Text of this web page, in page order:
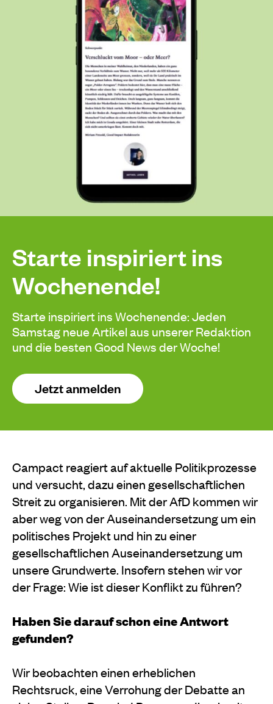
Starte inspiriert ins
Wochenende!
Starte inspiriert ins Wochenende: Jeden
Samstag neue Artikel aus unserer Redaktion
und die besten Good News der Woche!
Jetzt anmelden
Campact reagiert auf aktuelle Politikprozesse
und versucht, dazu einen gesellschaftlichen
Streit zu organisieren. Mit der AfD kommen wir
aber weg von der Auseinandersetzung um ein
politisches Projekt und hin zu einer
gesellschaftlichen Auseinandersetzung um
unsere Grundwerte. Insofern stehen wir vor
der Frage: Wie ist dieser Konflikt zu führen?
Haben Sie darauf schon eine Antwort
gefunden?
Wir beobachten einen erheblichen
Rechtsruck, eine Verrohung der Debatte an